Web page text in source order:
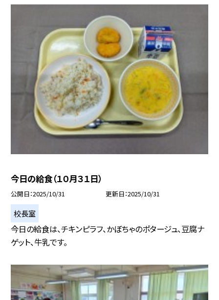
今日の給食（１０月３１日）
公開日 2025/10/31 更新日 2025/10/31
校長室
今日の給食は、チキンピラフ、かぼちゃのポタージュ、豆腐ナ
ゲット、牛乳です。